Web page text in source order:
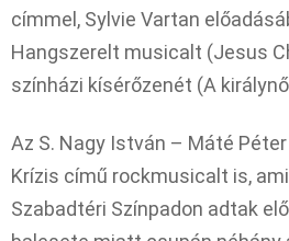
címmel, Sylvie Vartan
Hangszerelt musicalt (Jesus
színházi kísérőzenét (A
Az S. Nagy István – Máté
Krízis című rockmusicalt is,
Szabadtéri Színpadon adtak